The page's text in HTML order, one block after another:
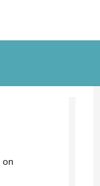
on